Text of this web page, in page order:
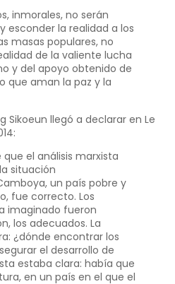
inmorales, no serán
esconder la realidad a los
masas populares, no
de la valiente lucha
y del apoyo obtenido de
que aman la paz y la
Sikoeun llegó a declarar en Le
el análisis marxista
situación
un país pobre y
fue correcto. Los
imaginado fueron
los adecuados. La
¿dónde encontrar los
el desarrollo de
estaba clara: había que
en un país en el que el